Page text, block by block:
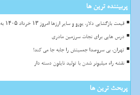
پربیننده ترین ها
قیمت بازگشایی دلار، یورو و سایر ارزها امروز ۱۳ خرداد ۱۴۰۵ به همراه جدول
درس هایی برای نجات سرزمین مادری
تهران، بی سروصدا جمعیتش را جابه جا می کند!
نقشه راه میلیونر شدن با تولید نایلون دسته دار
پربحث ترین ها